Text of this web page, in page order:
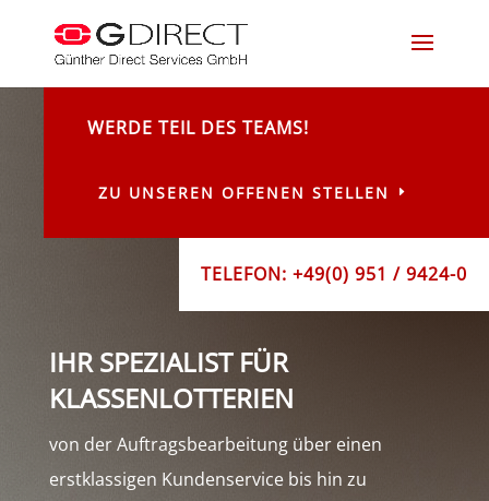
WERDE TEIL DES TEAMS!
ZU UNSEREN OFFENEN STELLEN
TELEFON: +49(0) 951 / 9424-0
IHR SPEZIALIST FÜR
KLASSENLOTTERIEN
von der Auftragsbearbeitung über einen
erstklassigen Kundenservice bis hin zu